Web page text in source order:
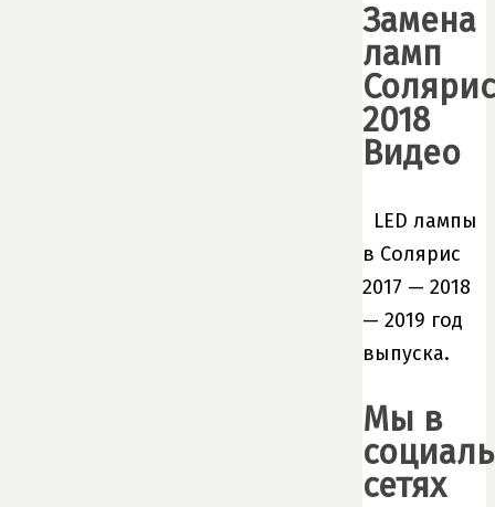
Замена
ламп
Солярис
2018
Видео
LED лампы
в Солярис
2017 — 2018
— 2019 год
выпуска.
Мы в
сетях